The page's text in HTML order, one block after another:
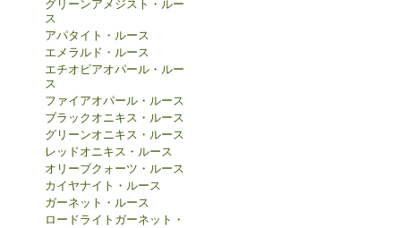
グリーンアメジスト・ルー
ス
アパタイト・ルース
エメラルド・ルース
エチオピアオパール・ルー
ス
ファイアオパール・ルース
ブラックオニキス・ルース
グリーンオニキス・ルース
レッドオニキス・ルース
オリーブクォーツ・ルース
カイヤナイト・ルース
ガーネット・ルース
ロードライトガーネット・